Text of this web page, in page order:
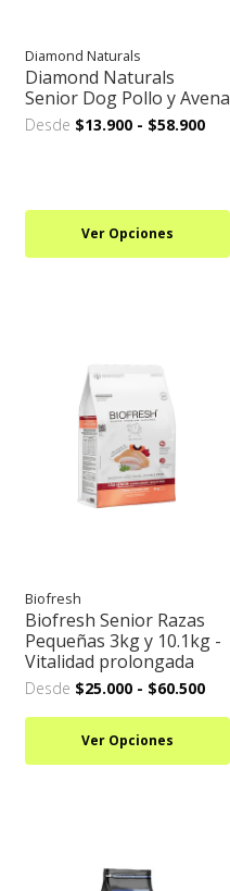
Diamond Naturals
Diamond Naturals
Senior Dog Pollo y Avena
Desde $13.900 - $58.900
Ver Opciones
Biofresh
Biofresh Senior Razas
Pequeñas 3kg y 10.1kg -
Vitalidad prolongada
Desde $25.000 - $60.500
Ver Opciones